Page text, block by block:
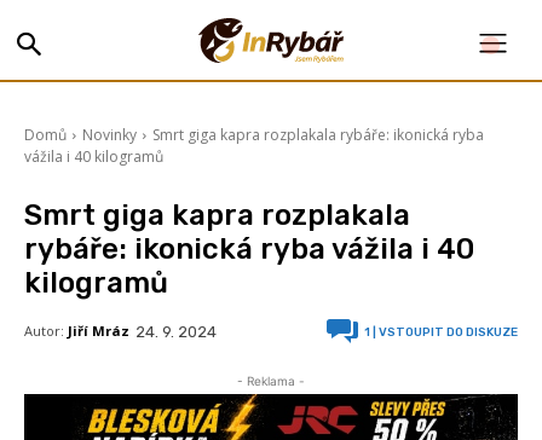
Domů Novinky
Smrt giga kapra rozplakala rybáře: ikonická ryba
vážila i 40 kilogramů
Smrt giga kapra rozplakala
rybáře: ikonická ryba vážila i 40
kilogramů
Autor: Jiří Mráz 24. 9. 2024 1 | VSTOUPIT DO DISKUZE
- Reklama -